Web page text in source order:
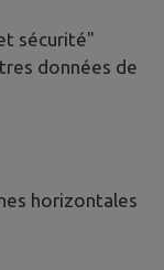
sécurité"
données de
horizontales